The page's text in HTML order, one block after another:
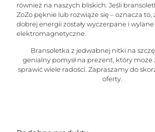
również na naszych bliskich. Jeśli
ZoZo pęknie lub rozwiąże się – oznacza to,
dobrej energii zostały wyczerpane i
elektromagnetyczne.
Bransoletka z jedwabnej nitki na
genialny pomysł na prezent, który może
sprawić wiele radości. Zapraszamy do
oferty.